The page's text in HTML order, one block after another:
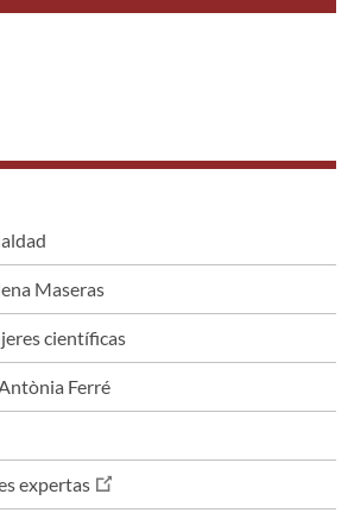
Maseras
científicas
Ferré
expertas